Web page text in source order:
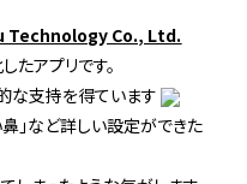
Technology Co., Ltd.
たアプリです。
な支持を得ています
鼻」など詳しい設定ができた